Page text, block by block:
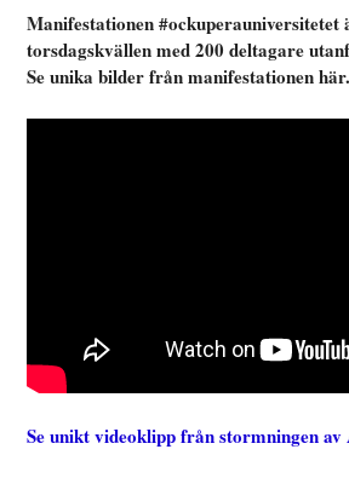
Manifestationen #ockuperauniversitetet
torsdagskvällen med 200 deltagare
Se unika bilder från manifestationen här.
Se unikt videoklipp från stormningen